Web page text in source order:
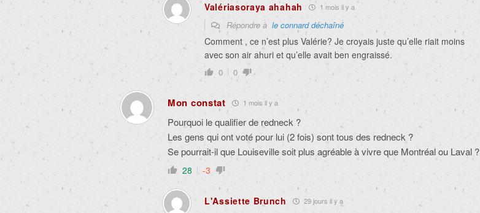
Valériasoraya ahahah 1 mois il y a
Répondre à le connard déchaîné
Comment , ce n’est plus Valérie? Je croyais juste qu’elle riait moins
avec son air ahuri et qu’elle avait ben engraissé.
0 0
Mon constat 1 mois il y a
Pourquoi le qualifier de redneck ?
Les gens qui ont voté pour lui (2 fois) sont tous des redneck ?
Se pourrait-il que Louiseville soit plus agréable à vivre que Montréal ou Laval ?
28 -3
L'Assiette Brunch 29 jours il y a